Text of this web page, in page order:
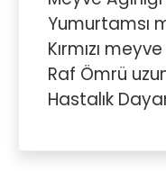
Yumurtamsı
Kırmızı meyve
Raf Ömrü
Hastalık